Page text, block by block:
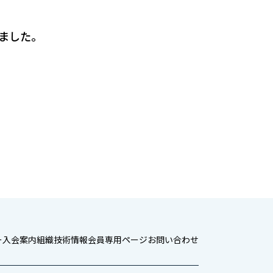
た。
入会案内組織技術情報会員専用ページお問い合わせ